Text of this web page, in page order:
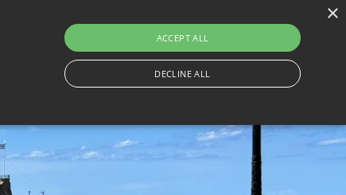
THINGS TO DO
×
ACCEPT ALL
DECLINE ALL